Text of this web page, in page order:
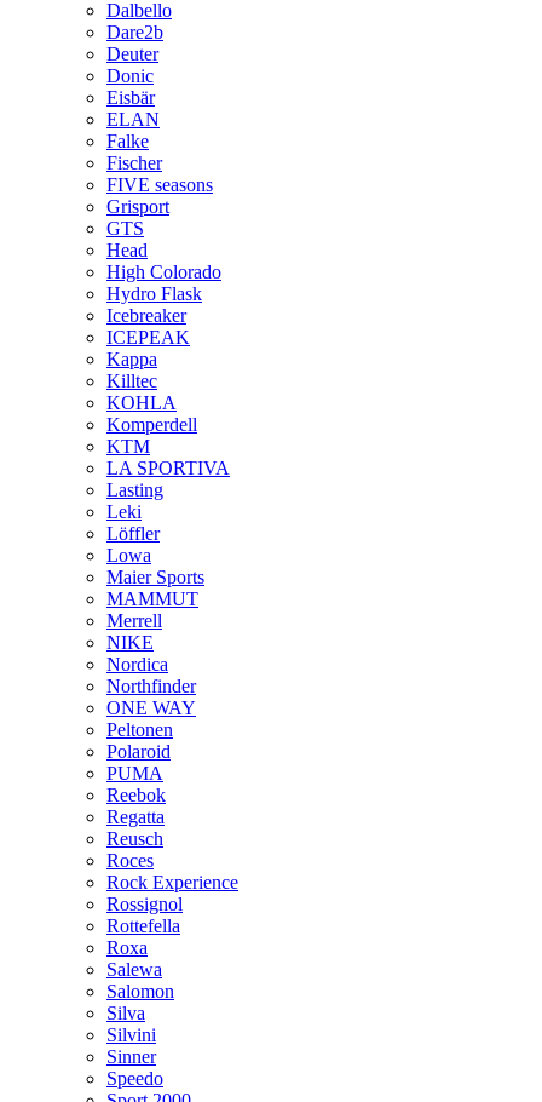
Dalbello
Dare2b
Deuter
Donic
Eisbär
ELAN
Falke
Fischer
FIVE seasons
Grisport
GTS
Head
High Colorado
Hydro Flask
Icebreaker
ICEPEAK
Kappa
Killtec
KOHLA
Komperdell
KTM
LA SPORTIVA
Lasting
Leki
Löffler
Lowa
Maier Sports
MAMMUT
Merrell
NIKE
Nordica
Northfinder
ONE WAY
Peltonen
Polaroid
PUMA
Reebok
Regatta
Reusch
Roces
Rock Experience
Rossignol
Rottefella
Roxa
Salewa
Salomon
Silva
Silvini
Sinner
Speedo